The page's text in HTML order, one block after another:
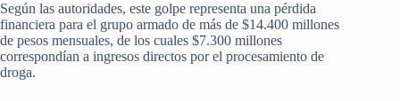
Según las autoridades, este golpe representa una pérdida
financiera para el grupo armado de más de $14.400 millones
de pesos mensuales, de los cuales $7.300 millones
correspondían a ingresos directos por el procesamiento de
droga.